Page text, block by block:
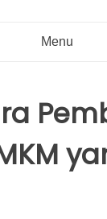
Menu